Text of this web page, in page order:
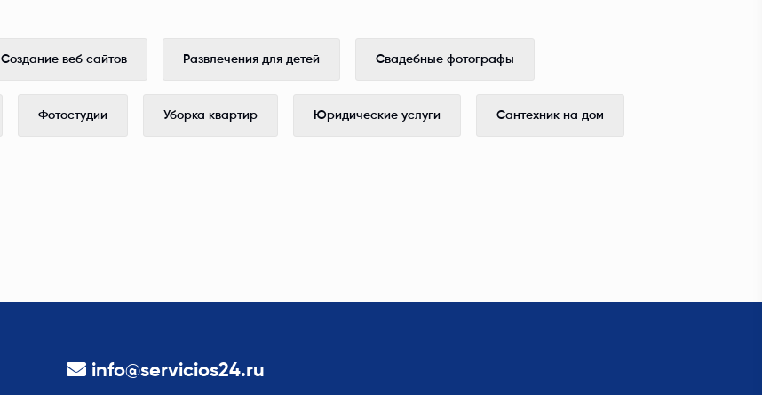
Создание веб сайтов Развлечения для детей Свадебные фотографы
Фотостудии Уборка квартир Юридические услуги Сантехник на дом
info@servicios24.ru